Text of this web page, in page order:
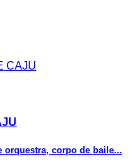
orquestra, corpo de baile...